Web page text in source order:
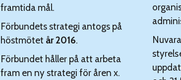
framtida mål.
Förbundets strategi antogs på
höstmötet år 2016.
Förbundet håller på att arbeta
fram en ny strategi för åren x.